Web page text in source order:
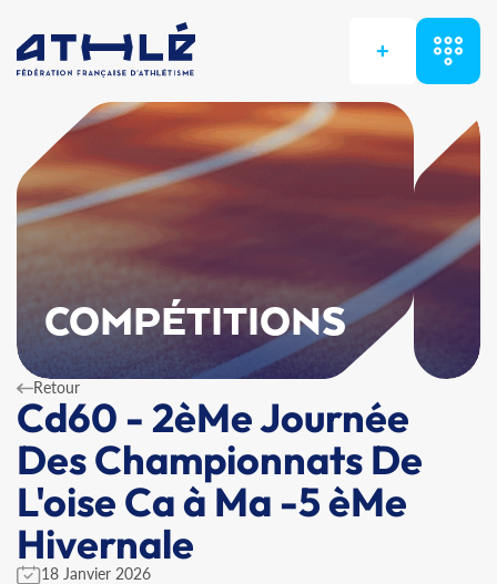
+
COMPÉTITIONS
Retour
Cd60 - 2èMe Journée
Des Championnats De
L'oise Ca à Ma -5 èMe
Hivernale
18 Janvier 2026